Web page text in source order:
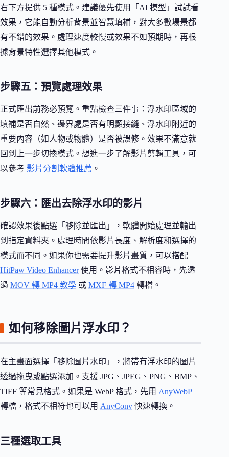
右下方提供 5 種模式。建議優先使用「AI 模型」試試看
效果，它能自動分析背景並智慧填補，對大多數場景都
有不錯的效果。處理速度較慢或效果不如預期時，再根
據背景特性選擇其他模式。
步驟五：預覽處理效果
正式匯出前務必預覽。重點檢查三件事：浮水印區域的
填補是否自然、邊界處是否有明顯接縫、浮水印附近的
重要內容（如人物或物體）是否被誤修。效果不滿意就
回到上一步切換模式。想進一步了解影片剪輯工具，可
以參考 影片分割軟體推薦 。
步驟六：匯出去除浮水印的影片
確認效果後點選「移除並匯出」，軟體開始處理並輸出
到指定資料夾。處理時間依影片長度、解析度和選擇的
模式而不同。如果你也需要提升影片畫質，可以搭配
HitPaw Video Enhancer使用。影片格式不相容時，先透
過 MOV 轉 MP4 教學 或 MXF 轉 MP4 轉檔。
如何移除圖片浮水印？
在主畫面選擇「移除圖片水印」，將帶有浮水印的圖片
透過拖曳或點選添加。支援 JPG、JPEG、PNG、BMP、
TIFF 等常見格式。如果是 WebP 格式，先用 AnyWebP
轉檔，格式不相符也可以用 AnyConv 快速轉換。
三種選取工具